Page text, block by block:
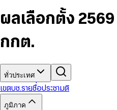
7
8
5
6
8
9
6
7
9
5
6
8
9
9
ผลเลือกตั้ง
กกต.
ทั่วประเทศ
เขตบช.รายชื่อประชามติ
ภูมิภาค